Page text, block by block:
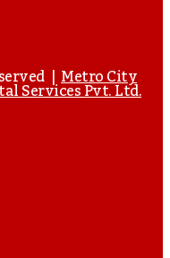
|Metro City
Services Pvt. Ltd.